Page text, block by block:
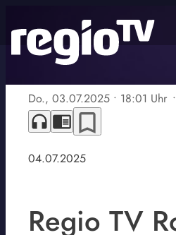
Do., 03.07.2025 • 18:01 Uhr •
headphones chrome_reader_mode bookmark_border
04.07.2025
Regio TV